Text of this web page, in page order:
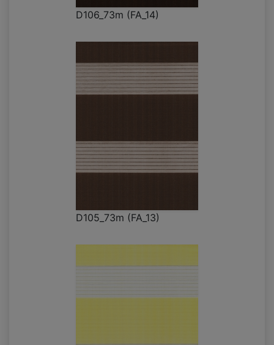
D106_73m (FA_14)
D105_73m (FA_13)